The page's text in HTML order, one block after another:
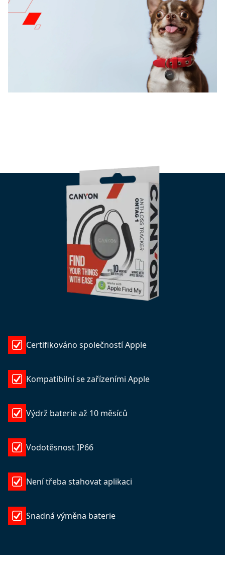
Certifikováno společností Apple
Kompatibilní se zařízeními Apple
Výdrž baterie až 10 měsíců
Vodotěsnost IP66
Není třeba stahovat aplikaci
Snadná výměna baterie